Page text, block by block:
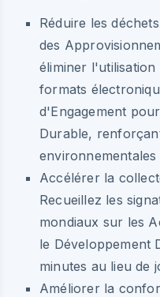
Réduire les
des
éliminer
formats
d'Engagement
Durable,
Accélérer la
Recueillez les
mondiaux sur les
le Développement
minutes au lieu de
Améliorer la